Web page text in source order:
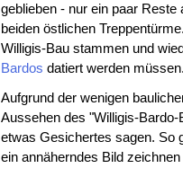
geblieben - nur ein paar
beiden östlichen
Willigis-Bau stammen und
Bardos datiert werden
Aufgrund der wenigen
Aussehen des "Willigis-
etwas Gesichertes sagen. So
ein annäherndes Bild